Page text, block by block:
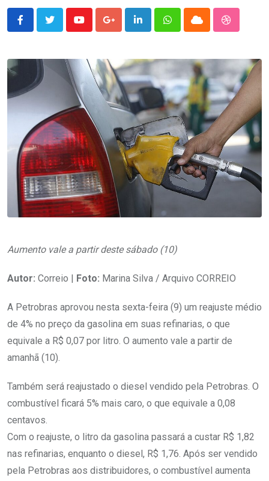
YoutubeGoogle+LinkedInWhatsappCloud
Aumento vale a partir deste sábado (10)
Autor: Correio | Foto: Marina Silva / Arquivo CORREIO
A Petrobras aprovou nesta sexta-feira (9) um reajuste médio
de 4% no preço da gasolina em suas refinarias, o que
equivale a R$ 0,07 por litro. O aumento vale a partir de
amanhã (10).
Também será reajustado o diesel vendido pela Petrobras. O
combustível ficará 5% mais caro, o que equivale a 0,08
centavos.
Com o reajuste, o litro da gasolina passará a custar R$ 1,82
nas refinarias, enquanto o diesel, R$ 1,76. Após ser vendido
pela Petrobras aos distribuidores, o combustível aumenta